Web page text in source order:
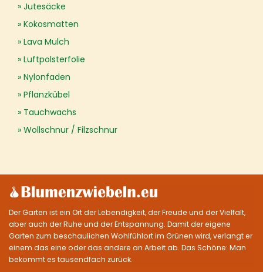
Jutesäcke
Kokosmatten
Lava Mulch
Luftpolsterfolie
Nylonfaden
Pflanzkübel
Tauchwachs
Wollschnur / Filzschnur
Der Garten ist ein Ort der Lebendigkeit, der Freude und der Vielfalt,
aber auch der Ruhe und der Entspannung. Damit der eigene
Garten zum beschaulichen Wohlfühlort im Grünen wird, verlangt er
einem das eine oder das andere an Arbeit ab. Das Schöne: Man
bekommt es tausendfach zurück.